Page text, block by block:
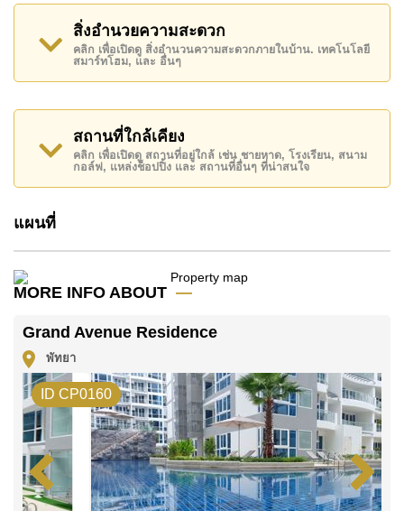
Grand Avenue Residence มีสิ่งอำนวยความสะดวกส่วน
กลาง ได้แก่ สไลเดอร์, ฟิสเนส, ซาวน่าหรือห้องอบไอน้ำ,
รปภ.24ชม.
สถานที่สำคัญใกล้ Grand Avenue Residence ได้แก่: เดิน
ทางไปชายหาดได้ง่าย, ไกล้เคียงรถประจำทาง , อาร์ท อิน
พาราไดซ์, พัทยาปาร์ค , เอเชีย 9 หลุม กอล์ฟ , โรง
พยาบาลเมืองพัทยา, โรงพยาบาลพัทยาอินเตอร์เนชั่นแนล
อสังหาริมทรัพย์นี้มีไว้สำหรับขายในราคา ฿ 3,800,000
บาท คิดเป็น ฿ 105,556 บาทต่อตารางเมตร และยังมีให้
เช่าในราคา ฿ 22,000 บาท
โฆษณาเป็นราคาสำหรับสัญญาเช่า 1 ปี และต้องวางเงิน
โฉนดที่ดินของอสังหาริมทรัพย์นี้อยู่ภายใต้กรรมสิทธิ์ ชื่อ
ต่างชาติ
ค้นพบโอกาสในการทำให้ที่อยู่อาศัยนี้เป็นบ้านในฝันของ
คุณ!
ติดต่อ Cornerstone Real Estate โทร +6638411250
หรือ อีเมลinfo@cornerstone.co.th
WhatsApp ของสำนักงาน:+66807945904และ LINE:
สิ่งอำนวยความสะดวก
คลิก เพื่อเปิดดู สิ่งอำนวนความสะดวกภายในบ้าน. เทคโนโลยี
สมาร์ทโฮม, และ อื่นๆ
สถานที่ใกล้เคียง
คลิก เพื่อเปิดดู สถานที่อยู่ใกล้ เช่น ชายหาด, โรงเรียน, สนาม
กอล์ฟ, แหล่งช็อปปิ้ง และ สถานที่อื่นๆ ที่น่าสนใจ
แผนที่
MORE INFO ABOUT
Grand Avenue Residence
พัทยา
ID CP0160